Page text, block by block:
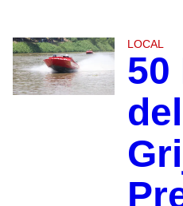
LOCAL
50
del